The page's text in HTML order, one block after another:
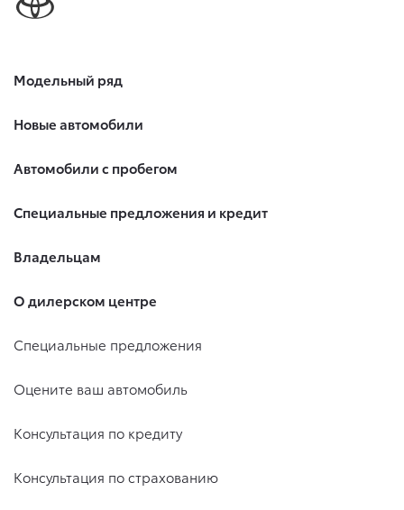
Модельный ряд
Новые автомобили
Автомобили с пробегом
Специальные предложения и кредит
Владельцам
О дилерском центре
Специальные предложения
Оцените ваш автомобиль
Консультация по кредиту
Консультация по страхованию